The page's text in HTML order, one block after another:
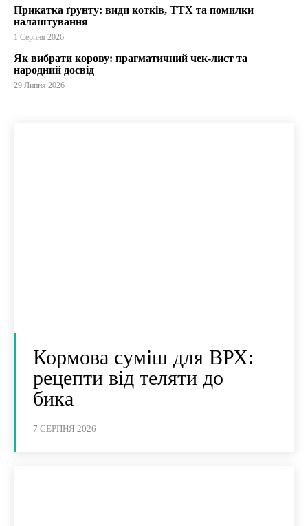
Прикатка ґрунту: види котків, ТТХ та помилки
налаштування
1 Серпня 2026
Як вибрати корову: прагматичний чек-лист та
народний досвід
29 Липня 2026
Кормова суміш для ВРХ:
рецепти від теляти до
бика
7 СЕРПНЯ 2026